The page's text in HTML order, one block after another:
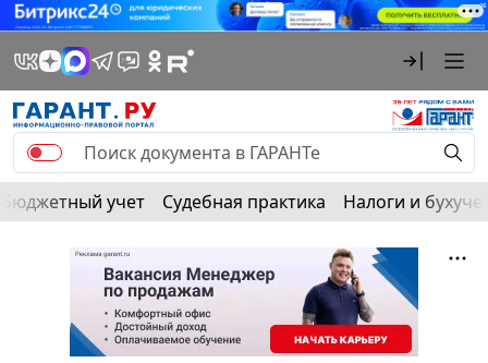
Бюджетный учет Судебная практика Налоги и